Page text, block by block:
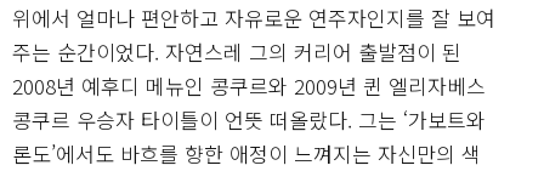
위에서 얼마나 편안하고 자유로운 연주자인지를 잘 보여
주는 순간이었다. 자연스레 그의 커리어 출발점이 된
2008년 예후디 메뉴인 콩쿠르와 2009년 퀸 엘리자베스
콩쿠르 우승자 타이틀이 언뜻 떠올랐다. 그는 ‘가보트와
론도’에서도 바흐를 향한 애정이 느껴지는 자신만의 색